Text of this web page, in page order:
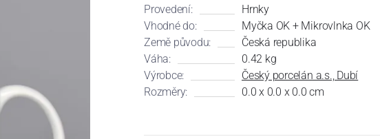
Provedení:
Hrnky
Vhodné do:
Myčka OK + Mikrovlnka OK
Země původu:
Česká republika
Váha:
0.42 kg
Výrobce:
Český porcelán a.s., Dubí
Rozměry:
0.0 x 0.0 x 0.0 cm